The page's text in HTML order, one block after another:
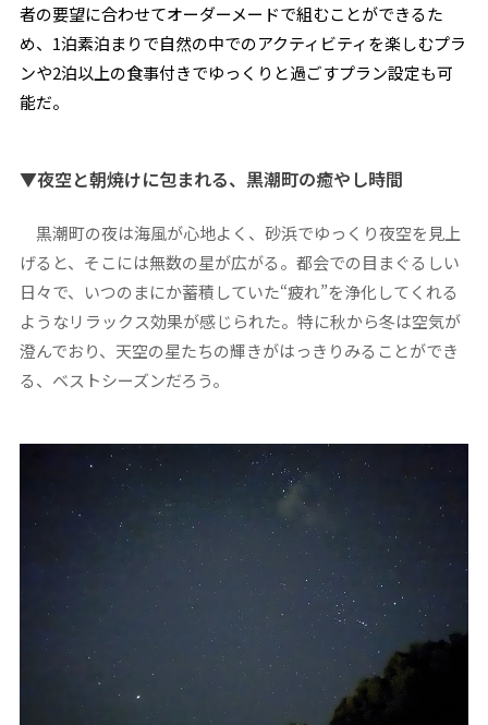
者の要望に合わせてオーダーメードで組むことができるた
め、1泊素泊まりで自然の中でのアクティビティを楽しむプラ
ンや2泊以上の食事付きでゆっくりと過ごすプラン設定も可
能だ。
▼夜空と朝焼けに包まれる、黒潮町の癒やし時間
黒潮町の夜は海風が心地よく、砂浜でゆっくり夜空を見上
げると、そこには無数の星が広がる。都会での目まぐるしい
日々で、いつのまにか蓄積していた“疲れ”を浄化してくれる
ようなリラックス効果が感じられた。特に秋から冬は空気が
澄んでおり、天空の星たちの輝きがはっきりみることができ
る、ベストシーズンだろう。